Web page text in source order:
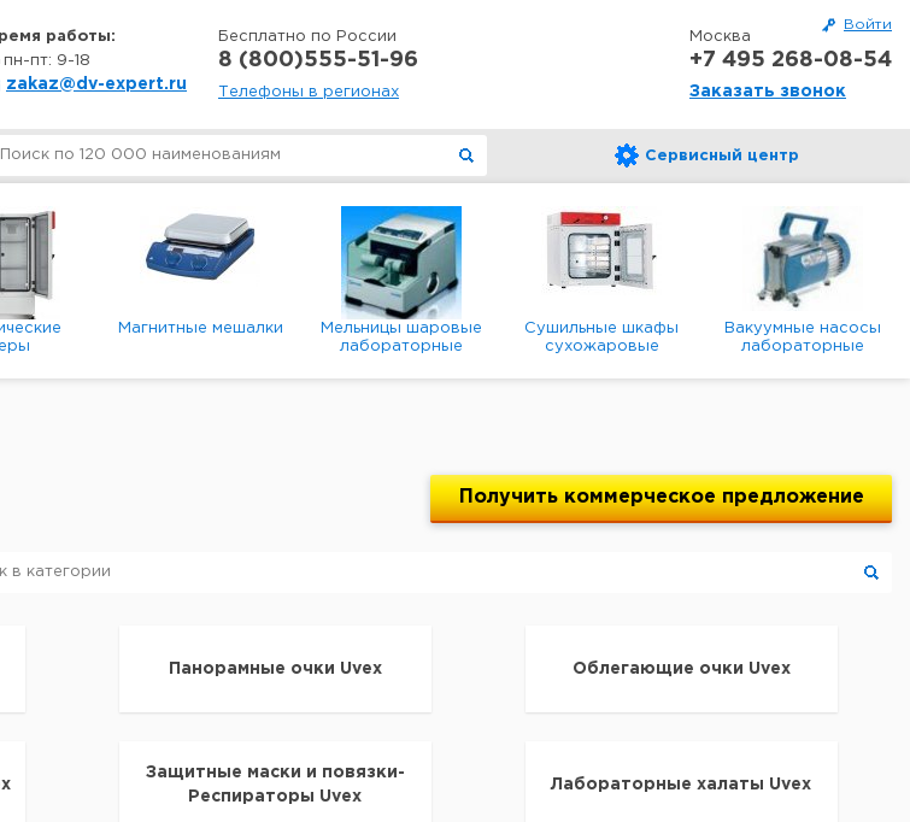
Войти
работы:
пн-пт: 9-18
zakaz@dv-expert.ru
Бесплатно по России
8 (800)555-51-96
Телефоны в регионах
Москва
+7 495 268-08-54
Заказать звонок
Сервисный центр
Магнитные мешалки
Мельницы шаровые
лабораторные
Сушильные шкафы
сухожаровые
Вакуумные насосы
лабораторные
мембранные
Получить коммерческое предложение
Панорамные очки Uvex Облегающие очки Uvex
Защитные маски и повязки-
Респираторы Uvex
Лабораторные халаты Uvex